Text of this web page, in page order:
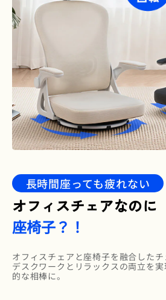
長時間座っても疲れない
オフィスチェアなのに
座椅子？！
オフィスチェアと座椅子を融合したチ
デスクワークとリラックスの両立を
的な相棒に。